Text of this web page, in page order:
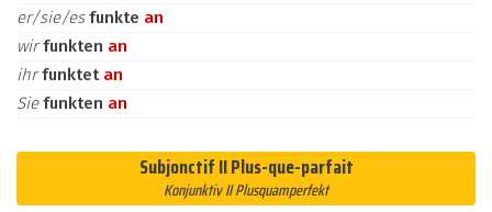
er/sie/esfunkte an
wirfunkten an
ihrfunktet an
Siefunkten an
Subjonctif II Plus-que-parfait
Konjunktiv II Plusquamperfekt